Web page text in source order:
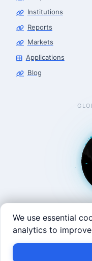
Institutions
Reports
Markets
Applications
Blog
West Coast: 90 Welsh
Coast: 125 Western
Build with SVRC
We use essential
analytics to